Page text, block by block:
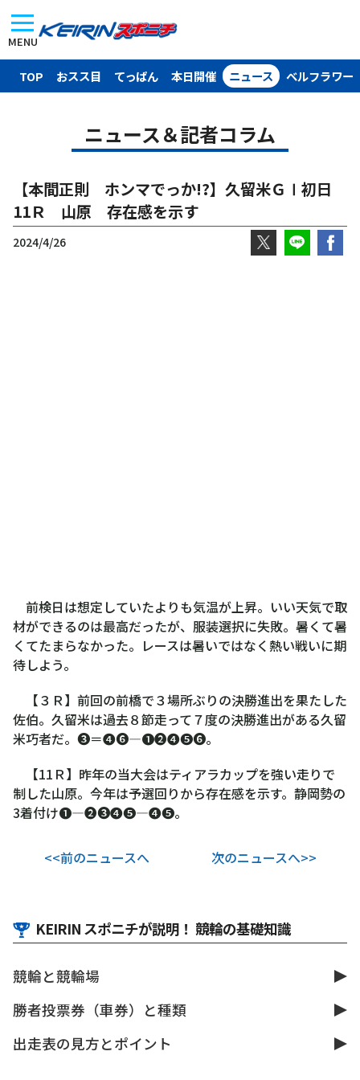
MENU
TOP おスス目 てっぱん 本日開催 ニュース ベルフラワー
ニュース＆記者コラム
【本間正則 ホンマでっか!?】久留米ＧⅠ初日
11Ｒ 山原 存在感を示す
2024/4/26
前検日は想定していたよりも気温が上昇。いい天気で取
材ができるのは最高だったが、服装選択に失敗。暑くて暑
くてたまらなかった。レースは暑いではなく熱い戦いに期
待しよう。
【３Ｒ】前回の前橋で３場所ぶりの決勝進出を果たした
佐伯。久留米は過去８節走って７度の決勝進出がある久留
米巧者だ。❸＝❹❻―❶❷❹❺❻。
【11Ｒ】昨年の当大会はティアラカップを強い走りで
制した山原。今年は予選回りから存在感を示す。静岡勢の
3着付け❶―❷❸❹❺―❹❺。
<<前のニュースへ 次のニュースへ>>
KEIRIN スポニチが説明！ 競輪の基礎知識
競輪と競輪場
勝者投票券（車券）と種類
出走表の見方とポイント